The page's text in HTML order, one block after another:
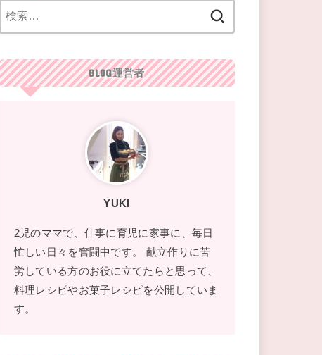
BLOG運営者
YUKI
2児のママで、仕事に育児に家事に、毎日
忙しい日々を奮闘中です。 献立作りに苦
労している方のお役に立てたらと思って、
料理レシピやお菓子レシピを公開していま
す。